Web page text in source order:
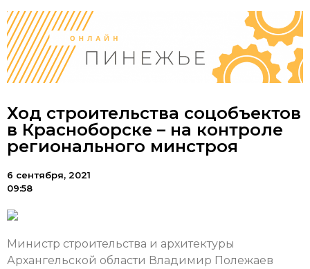
Ход строительства соцобъектов
в Красноборске – на контроле
регионального минстроя
6 сентября, 2021
09:58
Министр строительства и архитектуры
Архангельской области Владимир Полежаев